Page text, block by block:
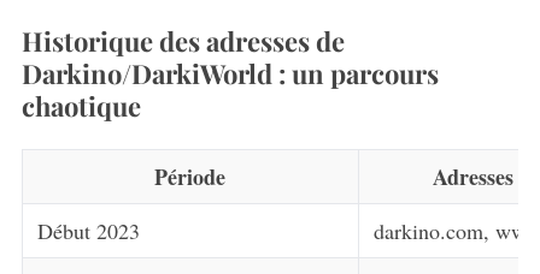
Historique des adresses de
Darkino/DarkiWorld : un parcours
chaotique
Période Adresses
Début 2023
darkino.com,